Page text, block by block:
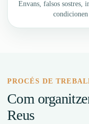
Envans, falsos sostres,
PROCÉS DE
Com
Reus